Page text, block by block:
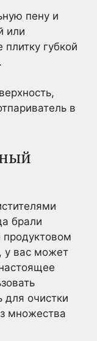
пену и
или
губкой
в
брали
продуктовом
у вас может
для очистки
множества